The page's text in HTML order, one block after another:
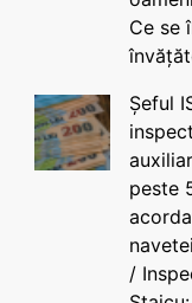
Ce se
Șeful
peste
/